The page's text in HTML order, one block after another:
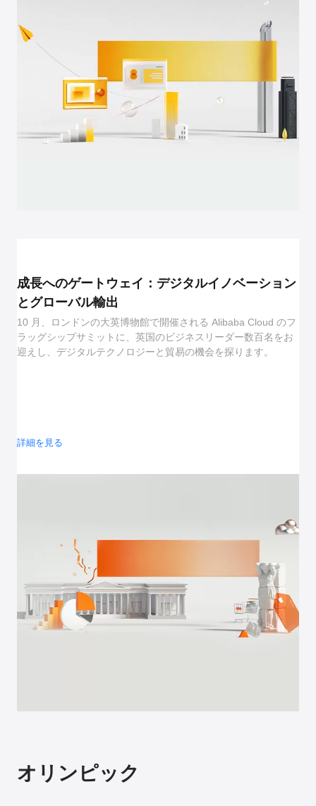
成長へのゲートウェイ：デジタルイノベーション
とグローバル輸出
10 月、ロンドンの大英博物館で開催される Alibaba Cloud のフ
ラッグシップサミットに、英国のビジネスリーダー数百名をお
迎えし、デジタルテクノロジーと貿易の機会を探ります。
詳細を見る
オリンピック